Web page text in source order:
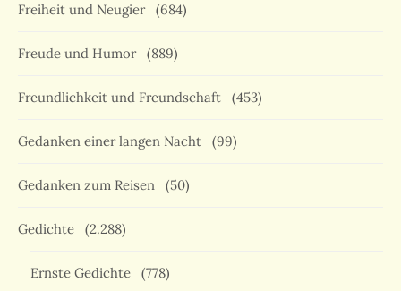
Freiheit und Neugier (684)
Freude und Humor (889)
Freundlichkeit und Freundschaft (453)
Gedanken einer langen Nacht (99)
Gedanken zum Reisen (50)
Gedichte (2.288)
Ernste Gedichte (778)